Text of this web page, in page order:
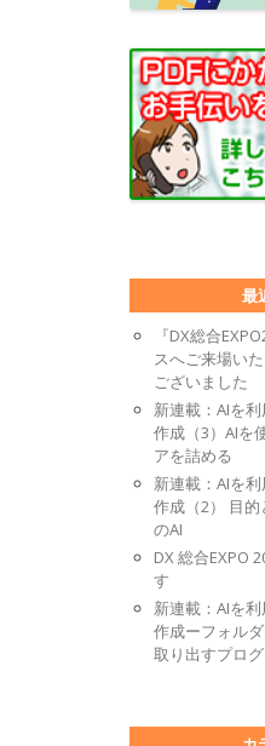
最
『DX総合
スへご来場い
ございました
新連載：AIを
作成（3）AIを
アを詰める
新連載：AIを
作成（2） 目
のAI
DX 総合EXPO
す
新連載：AIを
作成ーフォル
取り出すプロ